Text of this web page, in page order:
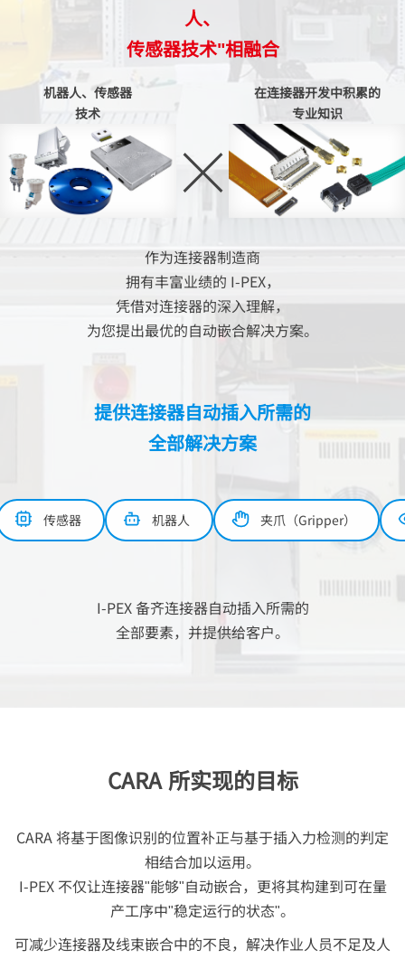
人、
传感器技术"相融合
机器人、传感器
技术
在连接器开发中积累的
专业知识
作为连接器制造商
拥有丰富业绩的 I-PEX，
凭借对连接器的深入理解，
为您提出最优的自动嵌合解决方案。
提供连接器自动插入所需的
全部解决方案
传感器 机器人 夹爪（Gripper）
I-PEX备齐连接器自动插入所需的
全部要素，并提供给客户。
CARA 所实现的目标
CARA 将基于图像识别的位置补正与基于插入力检测的判定
相结合加以运用。
I-PEX不仅让连接器"能够"自动嵌合，更将其构建到可在量
产工序中"稳定运行的状态"。
可减少连接器及线束嵌合中的不良，解决作业人员不足及人